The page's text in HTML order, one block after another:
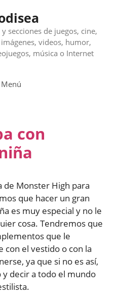
secciones de juegos, cine,
videos, humor,
música o Internet
Menú
con
de Monster High para
que hacer un gran
es muy especial y no le
cosa. Tendremos que
que le
con el vestido o con la
ya que si no es así,
decir a todo el mundo